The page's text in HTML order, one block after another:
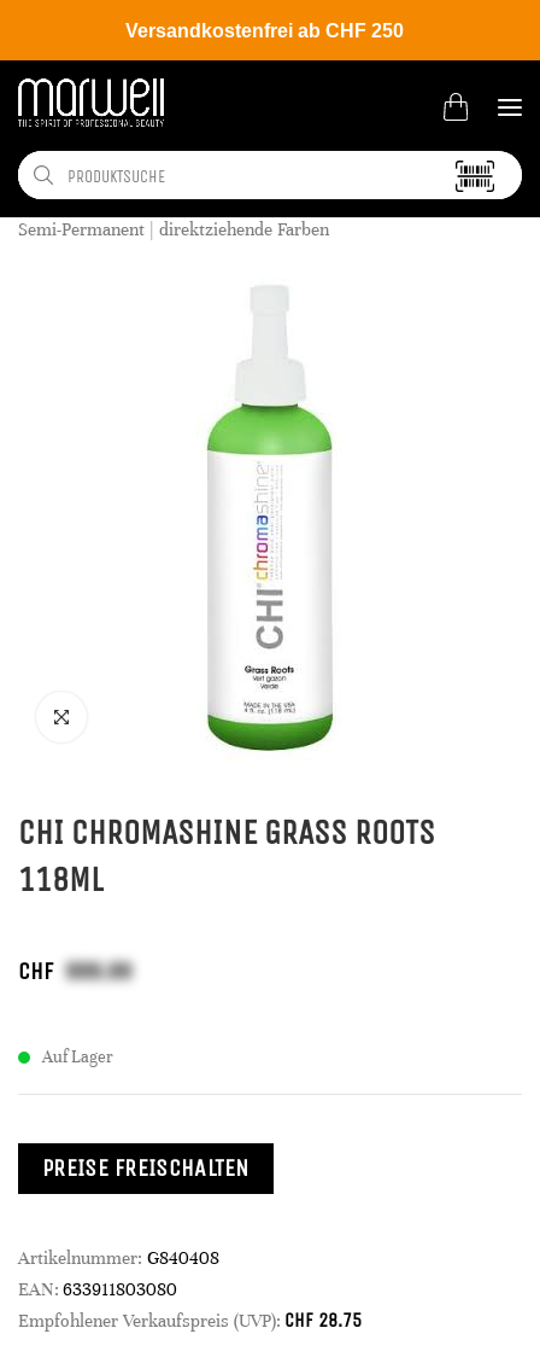
Versandkostenfrei ab CHF 250
Shop Hair
Coloration
Semi-Permanent | direktziehende Farben
CHI CHROMASHINE GRASS ROOTS
118ML
CHF
Auf Lager
PREISE FREISCHALTEN
Artikelnummer: G840408
EAN: 633911803080
Empfohlener Verkaufspreis (UVP): CHF 28.75